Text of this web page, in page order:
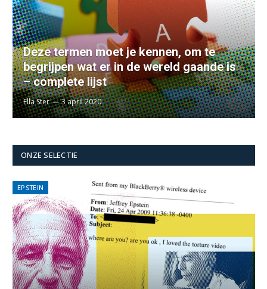
Deze termen moet je kennen, om te
begrijpen wat er in de wereld gaande is
– complete lijst
Ella Ster 3 april 2020
ONZE SELECTIE
EPSTEIN